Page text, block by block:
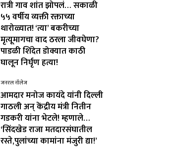
रात्री गाव शांत झोपलं… सकाळी
५५ वर्षीय व्यक्ती रक्ताच्या
थारोळ्यात! ‘त्या’ बकरीच्या
मृत्यूमागचा वाद ठरला जीवघेणा?
पाडळी शिंदेत डोक्यात काठी
घालून निर्घृण हत्या!
जनरल नॉलेज
आमदार मनोज कायंदे यांनी दिल्ली
गाठली अन् केंद्रीय मंत्री नितीन
गडकरी यांना भेटले! म्हणाले…
‘सिंदखेड राजा मतदारसंघातील
रस्ते,पुलांच्या कामांना मंजुरी द्या!’